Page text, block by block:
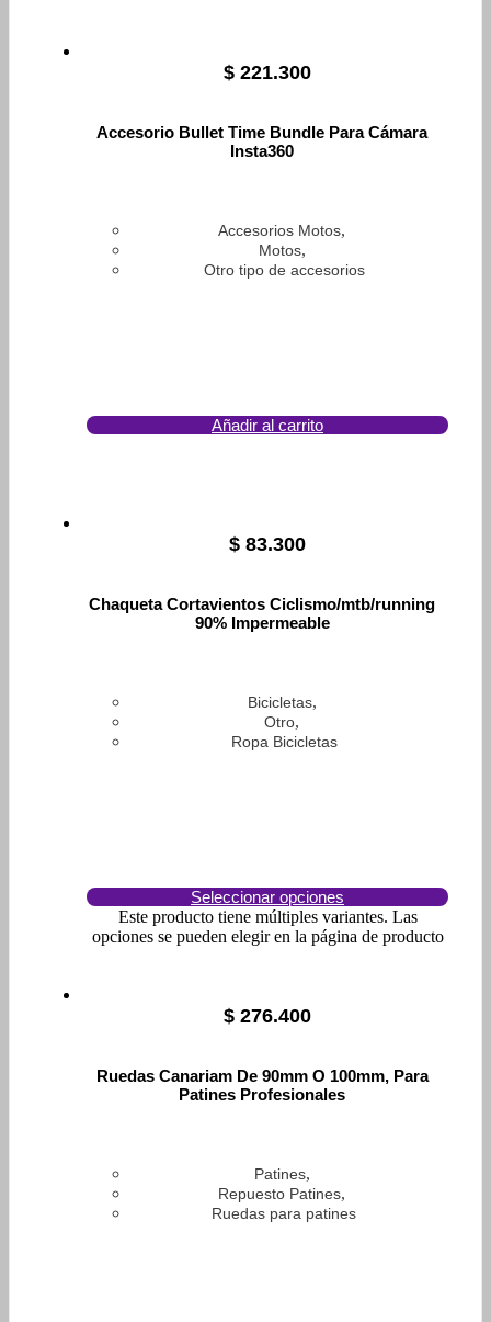
$ 221.300
Accesorio Bullet Time Bundle Para Cámara
Insta360
Accesorios Motos,
Motos,
Otro tipo de accesorios
Añadir al carrito
$ 83.300
Chaqueta Cortavientos Ciclismo/mtb/running
90% Impermeable
Bicicletas,
Otro,
Ropa Bicicletas
Seleccionar opciones
Este producto tiene múltiples variantes. Las
opciones se pueden elegir en la página de producto
$ 276.400
Ruedas Canariam De 90mm O 100mm, Para
Patines Profesionales
Patines,
Repuesto Patines,
Ruedas para patines